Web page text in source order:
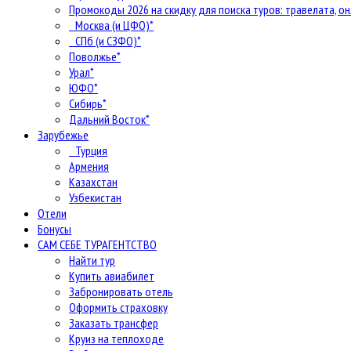
Промокоды 2026 на скидку для поиска туров: травелата,
Москва (и ЦФО)*
СПб (и СЗФО)*
Поволжье*
Урал*
ЮФО*
Сибирь*
Дальний Восток*
Зарубежье
Турция
Армения
Казахстан
Узбекистан
Отели
Бонусы
САМ СЕБЕ ТУРАГЕНТСТВО
Найти тур
Купить авиабилет
Забронировать отель
Оформить страховку
Заказать трансфер
Круиз на теплоходе